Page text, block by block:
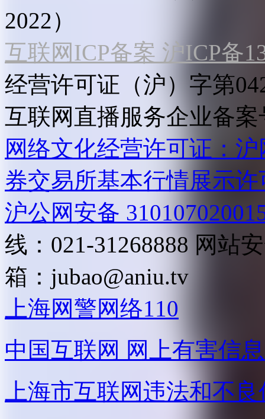
2022）
互联网ICP备案 沪ICP备
经营许可证（沪）字第
互联网直播服务企业备案
网络文化经营许可证：
券交易所基本行情展示许
沪公网安备
线：021-31268888 网站
箱： jubao@aniu.tv
上海网警网络110
中国互联网 网上有害信
上海市互联网违法和不